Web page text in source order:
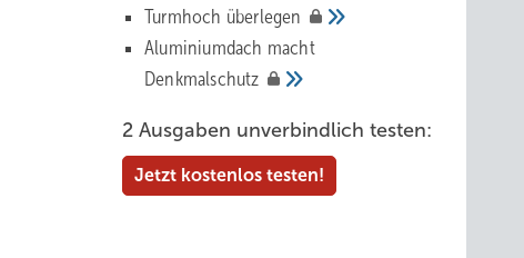
Egel
von
Tur mhoch überlegen
Aluminiumdach macht
Denkmalschutz
2 Ausgaben unverbindlich testen:
Jetzt kostenlos testen!